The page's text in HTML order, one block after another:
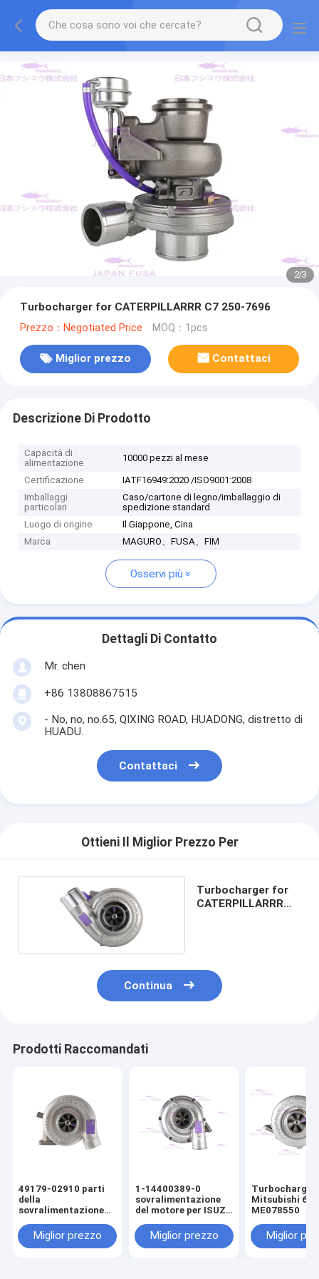
2/3
Turbocharger for CATERPILLARRR C7 250-7696
Prezzo：Negotiated Price MOQ：1pcs
Miglior prezzo Contattaci
Descrizione Di Prodotto
Capacità di
alimentazione
10000 pezzi al mese
Certificazione
IATF16949:2020 /ISO9001:2008
Imballaggi
particolari
Caso/cartone di legno/imballaggio di
spedizione standard
Luogo di origine
Il Giappone, Cina
Marca
MAGURO、FUSA、FIM
Osservi più
Dettagli Di Contatto
Mr. chen
+86 13808867515
- No, no, no.65, QIXING ROAD, HUADONG, distretto di
HUADU.
Contattaci
Ottieni Il Miglior Prezzo Per
Turbocharger for
CATERPILLARRR
Continua
Prodotti Raccomandati
49179-02910 parti
della
sovralimentazione
Mitsubishi C6.4
E320D
Miglior prezzo
1-14400389-0
sovralimentazione
del motore per ISUZU
Miglior prezzo
Turbocharger
Mitsubishi
ME078550
Miglior